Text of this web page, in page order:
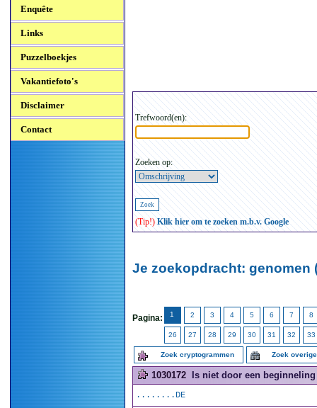
Enquête
Links
Puzzelboekjes
Vakantiefoto's
Disclaimer
Contact
Trefwoord(en):
Zoeken op:
(Tip!) Klik hier om te zoeken m.b.v. Google
Je zoekopdracht: genomen
Pagina: 1 2 3 4 5 6 7 8
26 27 28 29 30 31 32 33
Zoek cryptogrammen Zoek
1030172 Is niet door een
........DE